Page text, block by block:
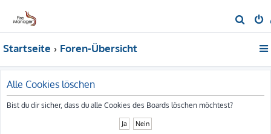
u
Startseite Foren-Übersicht
Alle Cookies löschen
Bist du dir sicher, dass du alle Cookies des Boards löschen möchtest?